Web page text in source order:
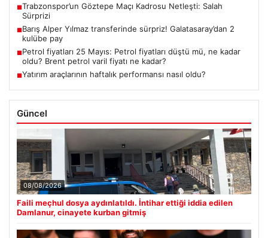
■Trabzonspor’un Göztepe Maçı Kadrosu Netleşti: Salah
Sürprizi
■Barış Alper Yılmaz transferinde sürpriz! Galatasaray’dan 2
kulübe pay
■Petrol fiyatları 25 Mayıs: Petrol fiyatları düştü mü, ne kadar
oldu? Brent petrol varil fiyatı ne kadar?
■Yatırım araçlarının haftalık performansı nasıl oldu?
Güncel
08/08/2026
Faili meçhul dosya aydınlatıldı. İntihar ettiği iddia edilen
Damlanur, cinayete kurban gitmiş